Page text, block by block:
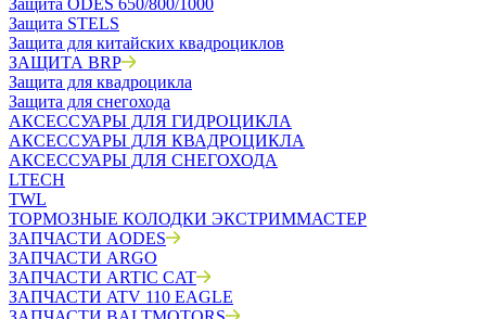
Защита ODES 650/800/1000
Защита STELS
Защита для китайских квадроциклов
ЗАЩИТА BRP
Защита для квадроцикла
Защита для снегохода
АКСЕССУАРЫ ДЛЯ ГИДРОЦИКЛА
АКСЕССУАРЫ ДЛЯ КВАДРОЦИКЛА
АКСЕССУАРЫ ДЛЯ СНЕГОХОДА
LTECH
TWL
ТОРМОЗНЫЕ КОЛОДКИ ЭКСТРИММАСТЕР
ЗАПЧАСТИ AODES
ЗАПЧАСТИ ARGO
ЗАПЧАСТИ ARTIC CAT
ЗАПЧАСТИ ATV 110 EAGLE